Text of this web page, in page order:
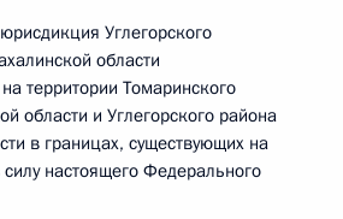
Углегорского
области
территории Томаринского
области и Углегорского района
в границах, существующих на
настоящего Федерального